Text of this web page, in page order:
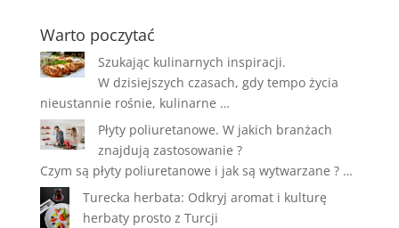
Warto poczytać
Szukając kulinarnych inspiracji.
W dzisiejszych czasach, gdy tempo życia
nieustannie rośnie, kulinarne …
Płyty poliuretanowe. W jakich branżach
znajdują zastosowanie ?
Czym są płyty poliuretanowe i jak są wytwarzane ? …
Turecka herbata: Odkryj aromat i kulturę
herbaty prosto z Turcji